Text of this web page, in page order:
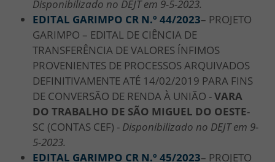
Disponibilizado no DEJT em 9-5-2023.
EDITAL GARIMPO CR N.º 44/2023– PROJETO
GARIMPO – EDITAL DE CIÊNCIA DE
TRANSFERÊNCIA DE VALORES ÍNFIMOS
PROVENIENTES DE PROCESSOS ARQUIVADOS
DEFINITIVAMENTE ATÉ 14/02/2019 PARA FINS
DE CONVERSÃO DE RENDA À UNIÃO -VARA
DO TRABALHO DE SÃO MIGUEL DO OESTE-
SC (CONTAS CEF) - Disponibilizado no DEJT em 9-
5-2023.
EDITAL GARIMPO CR N.º 45/2023– PROJETO